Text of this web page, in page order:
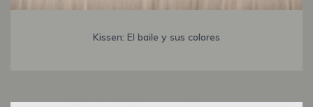
Kissen: El baile y sus colores